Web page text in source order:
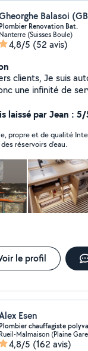
Plombier Renovation Bat.
Nanterre (Suisses Boule)
4,8/5 (52 avis)
auto-entrepreneur, Je
une infinité de
les maisons,
panne,
Réparation de prises
Pose et
de cloison
normal et
laissé par Jean : 5/
propre et de qualité
réservoirs d'eau.
le profil
Esen
Plombier chauffagiste
Rueil-Malmaison (Plaine
4,8/5 (162 avis)